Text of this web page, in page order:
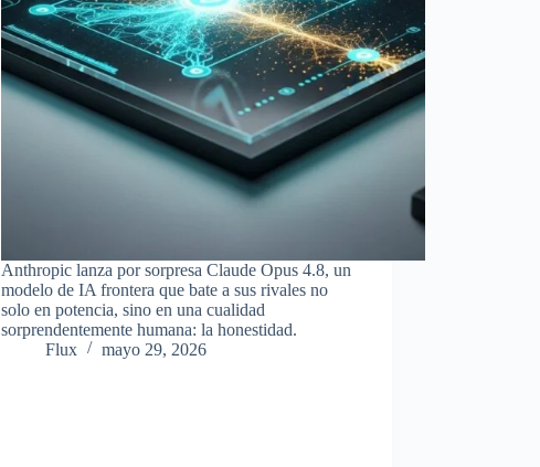
Anthropic lanza por sorpresa Claude Opus 4.8, un
modelo de IA frontera que bate a sus rivales no
solo en potencia, sino en una cualidad
sorprendentemente humana: la honestidad.
Flux
mayo 29, 2026